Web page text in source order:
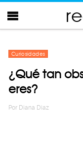
Curiosidades
¿Qué tan
eres?
Por Diana Diaz